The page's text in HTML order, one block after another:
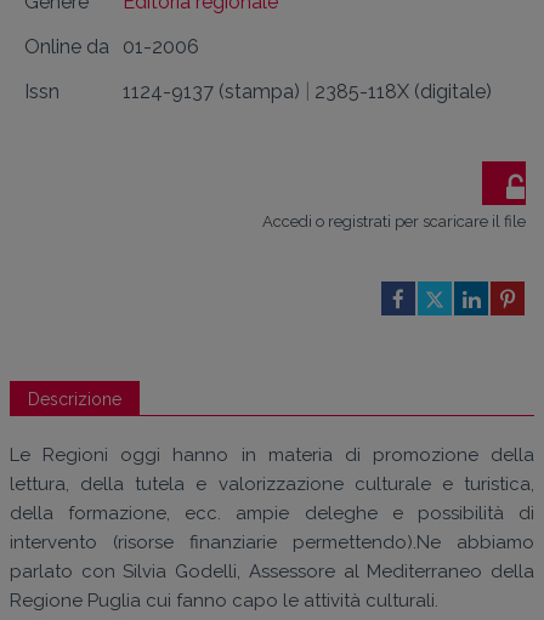
Online da
01-2006
Issn
1124-9137 (stampa) 2385-118X (digitale)
Accedi o registrati per scaricare il file
Descrizione
Le Regioni oggi hanno in materia di promozione della
lettura, della tutela e valorizzazione culturale e turistica,
della formazione, ecc. ampie deleghe e possibilità di
intervento (risorse finanziarie permettendo).Ne abbiamo
parlato con Silvia Godelli, Assessore al Mediterraneo della
Regione Puglia cui fanno capo le attività culturali.